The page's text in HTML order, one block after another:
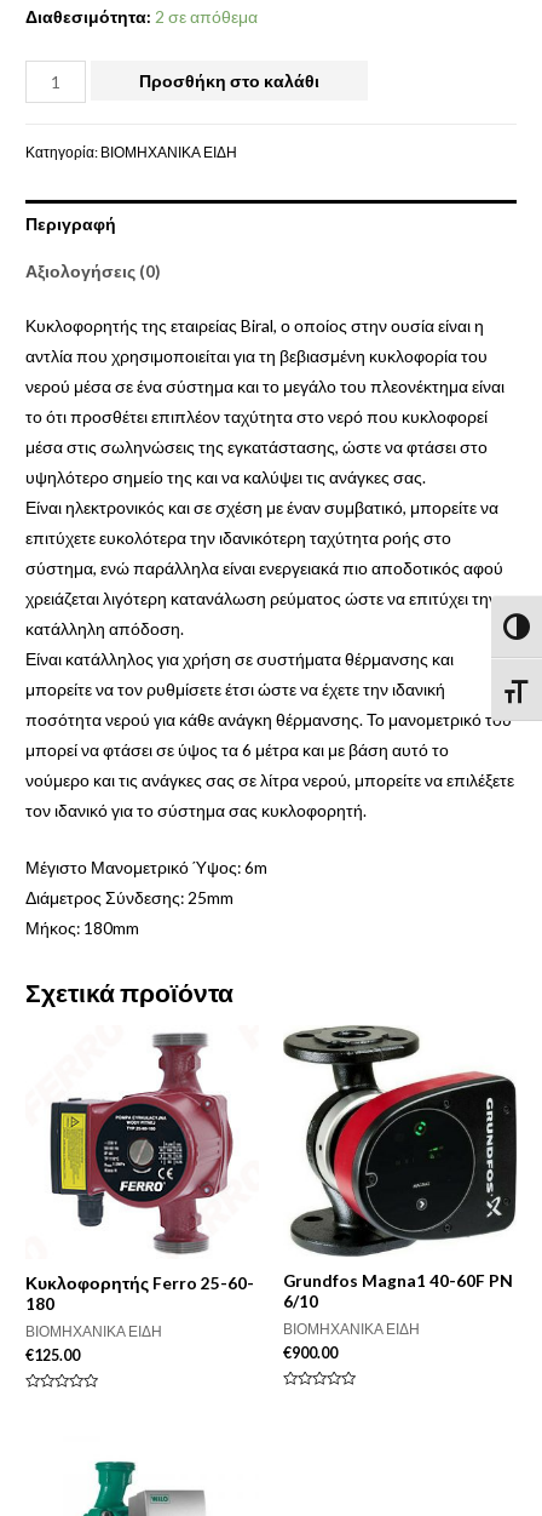
Διαθεσιμότητα: 2 σε απόθεμα
Προσθήκη στο καλάθι
Κατηγορία: ΒΙΟΜΗΧΑΝΙΚΑ ΕΙΔΗ
Περιγραφή
Αξιολογήσεις (0)
Κυκλοφορητής της εταιρείας Biral, ο οποίος στην ουσία είναι η
αντλία που χρησιμοποιείται για τη βεβιασμένη κυκλοφορία του
νερού μέσα σε ένα σύστημα και το μεγάλο του πλεονέκτημα είναι
το ότι προσθέτει επιπλέον ταχύτητα στο νερό που κυκλοφορεί
μέσα στις σωληνώσεις της εγκατάστασης, ώστε να φτάσει στο
υψηλότερο σημείο της και να καλύψει τις ανάγκες σας.
Είναι ηλεκτρονικός και σε σχέση με έναν συμβατικό, μπορείτε να
επιτύχετε ευκολότερα την ιδανικότερη ταχύτητα ροής στο
σύστημα, ενώ παράλληλα είναι ενεργειακά πιο αποδοτικός αφού
χρειάζεται λιγότερη κατανάλωση ρεύματος ώστε να επιτύχει την
κατάλληλη απόδοση.
Είναι κατάλληλος για χρήση σε συστήματα θέρμανσης και
μπορείτε να τον ρυθμίσετε έτσι ώστε να έχετε την ιδανική
ποσότητα νερού για κάθε ανάγκη θέρμανσης. Το μανομετρικό του
μπορεί να φτάσει σε ύψος τα 6 μέτρα και με βάση αυτό το
νούμερο και τις ανάγκες σας σε λίτρα νερού, μπορείτε να επιλέξετε
τον ιδανικό για το σύστημα σας κυκλοφορητή.
Μέγιστο Μανομετρικό Ύψος: 6m
Διάμετρος Σύνδεσης: 25mm
Μήκος: 180mm
Σχετικά προϊόντα
Κυκλοφορητής Ferro 25-60-
180
ΒΙΟΜΗΧΑΝΙΚΑ ΕΙΔΗ
€125.00
Grundfos Magna1 40-60F PN
6/10
ΒΙΟΜΗΧΑΝΙΚΑ ΕΙΔΗ
€900.00